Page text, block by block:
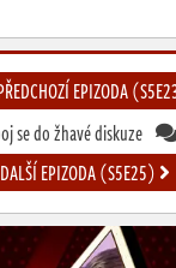
EPIZODA
se do žhavé diskuze
DALŠÍ EPIZODA (S5E25)